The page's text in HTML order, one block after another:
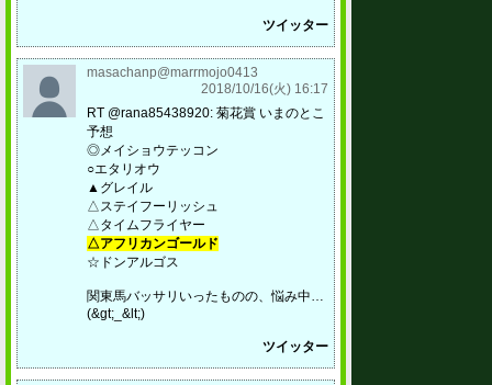
ツイッター
masachanp@marrmojo0413
2018/10/16(火) 16:17
RT @rana85438920: 菊花賞 いまのとこ
予想
◎メイショウテッコン
○エタリオウ
▲グレイル
△ステイフーリッシュ
△タイムフライヤー
△アフリカンゴールド
☆ドンアルゴス
関東馬バッサリいったものの、悩み中…
(&gt;_&lt;)
ツイッター